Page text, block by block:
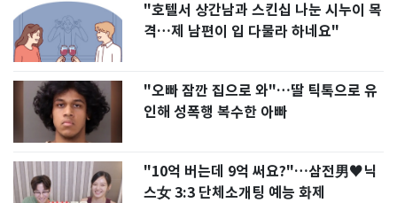
"호텔서 상간남과 스킨십 나눈 시누이 목
격…제 남편이 입 다물라 하네요"
"오빠 잠깐 집으로 와"…딸 틱톡으로 유
인해 성폭행 복수한 아빠
"10억 버는데 9억 써요?"…삼전男♥닉
스女 3:3 단체소개팅 예능 화제